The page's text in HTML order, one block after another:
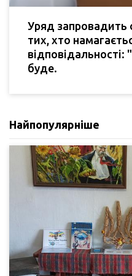
Уряд запровадить
тих, хто
відповідальності:
буде.
Найпопулярніше